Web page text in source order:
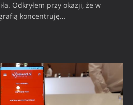
Odkryłem przy okazji, że w
koncentruję…